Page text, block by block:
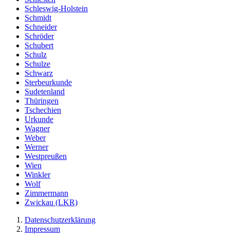
Schleswig-Holstein
Schmidt
Schneider
Schröder
Schubert
Schulz
Schulze
Schwarz
Sterbeurkunde
Sudetenland
Thüringen
Tschechien
Urkunde
Wagner
Weber
Werner
Westpreußen
Wien
Winkler
Wolf
Zimmermann
Zwickau (LKR)
Datenschutzerklärung
Impressum